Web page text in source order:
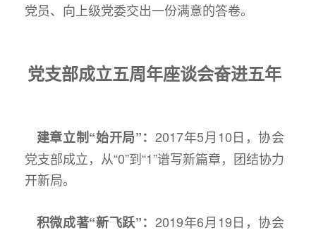
党员、向上级党委交出一份满意的答卷。
党支部成立五周年座谈会奋进五年
建章立制“始开局”：2017年5月10日，协会
党支部成立，从“0”到“1”谱写新篇章，团结协力
开新局。
积微成著“新飞跃”：2019年6月19日，协会